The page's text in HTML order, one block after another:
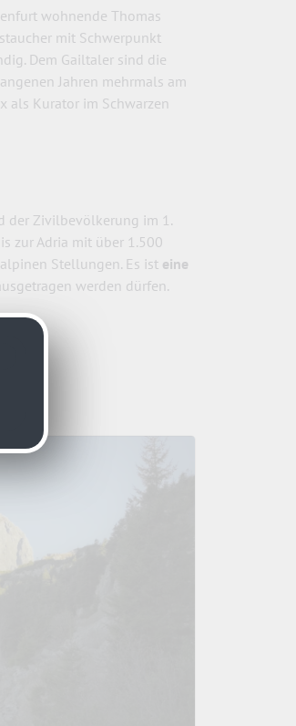
wohnende Thomas
mit Schwerpunkt
Dem Gailtaler sind die
Jahren mehrmals am
als Kurator im Schwarzen
der Zivilbevölkerung im 1.
zur Adria mit über 1.500
Stellungen. Es ist eine
werden dürfen.